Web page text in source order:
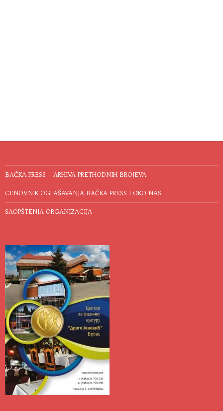
BAČKA PRESS – ARHIVA PRETHODNIH BROJEVA
CENOVNIK OGLAŠAVANJA BAČKA PRESS I OKO NAS
SAOPŠTENJA ORGANIZACIJA